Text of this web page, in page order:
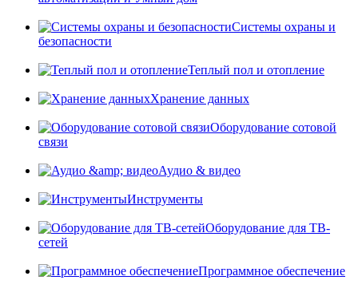
Системы охраны и
безопасности
Теплый пол и отопление
Хранение данных
Оборудование сотовой
связи
Аудио & видео
Инструменты
Оборудование для ТВ-
сетей
Программное обеспечение